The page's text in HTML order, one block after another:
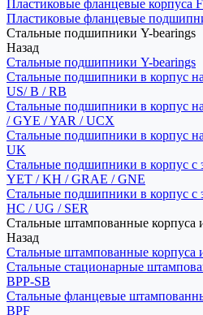
Пластиковые фланцевые корпуса
Пластиковые фланцевые
Стальные подшипники Y-bearings
Назад
Стальные подшипники Y-bearings
Стальные подшипники в корпус
US/ B / RB
Стальные подшипники в корпус
/ GYE / YAR / UCX
Стальные подшипники в корпус
UK
Стальные подшипники в корпус с
YET / KH / GRAE / GNE
Стальные подшипники в корпус с
HC / UG / SER
Стальные штампованные корпуса
Назад
Стальные штампованные корпуса
Стальные стационарные
BPP-SB
Стальные фланцевые
BPF